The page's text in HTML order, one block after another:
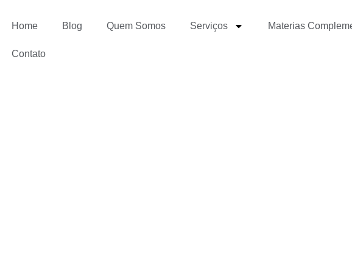
Home Blog Quem Somos Serviços Materias
Contato